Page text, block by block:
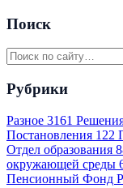
Поиск
Рубрики
Разное 3161
Постановления 122
Отдел образования
окружающей среды
Пенсионный Фонд